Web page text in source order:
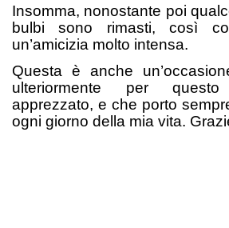
Insomma, nonostante poi
bulbi sono rimasti, così
un’amicizia molto intensa.
Questa è anche
ulteriormente per
apprezzato, e che porto
ogni giorno della mia vita.